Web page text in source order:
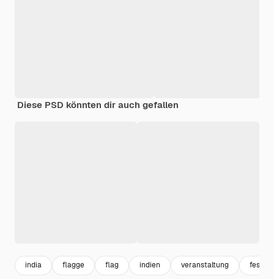
Diese PSD könnten dir auch gefallen
india flagge flag indien veranstaltung festival